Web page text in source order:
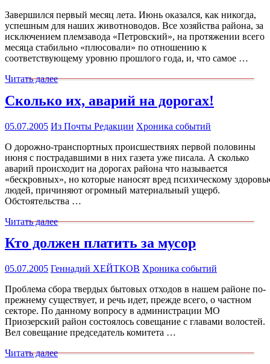
Завершился первый месяц лета. Июнь оказался, как никогда,
успешным для наших животноводов. Все хозяйства района, за
исключением племзавода «Петровский», на протяжении всего
месяца стабильно «плюсовали» по отношению к
соответствующему уровню прошлого года, и, что самое …
Читать далее
Сколько их, аварий на дорогах!
05.07.2005 Из Почты Редакции Хроника событий
О дорожно-транспортных происшествиях первой половины
июня с пострадавшими в них газета уже писала. А сколько
аварий происходит на дорогах района что называется
«бескровных», но которые наносят вред психическому
людей, причиняют огромный материальный ущерб.
Обстоятельства …
Читать далее
Кто должен платить за мусор
05.07.2005 Геннадий ХЕЙТКОВ Хроника событий
Проблема сбора твердых бытовых отходов в нашем районе по-
прежнему существует, и речь идет, прежде всего, о частном
секторе. По данному вопросу в администрации МО
Приозерский район состоялось совещание с главами волостей.
Вел совещание председатель комитета …
Читать далее